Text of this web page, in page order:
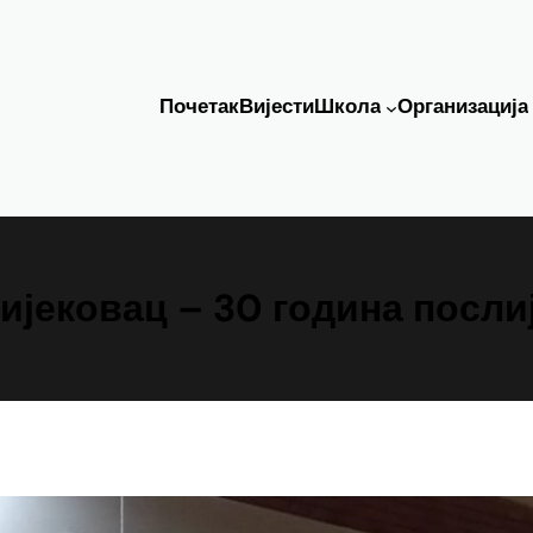
ПочетакВијестиШкола Организација
– 30 година